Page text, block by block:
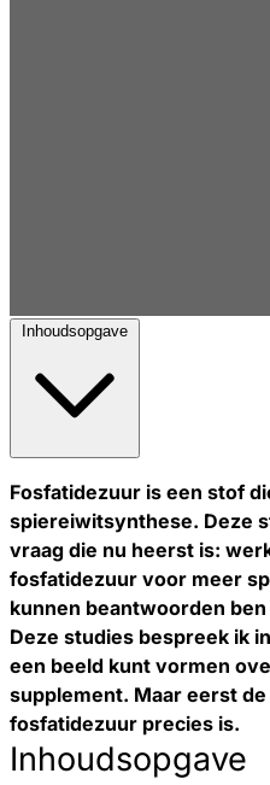
Inhoudsopgave
Fosfatidezuur is een stof
spiereiwitsynthese. Deze
vraag die nu heerst is:
fosfatidezuur voor meer
kunnen beantwoorden
Deze studies bespreek ik
een beeld kunt vormen
supplement. Maar eerst
fosfatidezuur precies is.
Inhoudsopgave